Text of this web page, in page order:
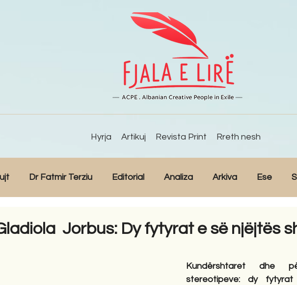
Hyrja Artikuj Revista Print Rreth nesh
Dr Fatmir Terziu Editorial Analiza Arkiva Ese
Jorbus: Dy fytyrat e së njëjtës
Kundërshtaret dhe
stereotipeve: dy